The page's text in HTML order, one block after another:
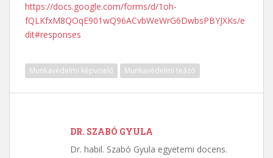
https://docs.google.com/forms/d/1oh-
fQLKfxM8QOqE901wQ96ACvbWeWrG6DwbsPBYJXKs/e
dit#responses
Munkavédelmi képviselő Munkavédelmi teázó
DR. SZABÓ GYULA
Dr. habil. Szabó Gyula egyetemi docens.